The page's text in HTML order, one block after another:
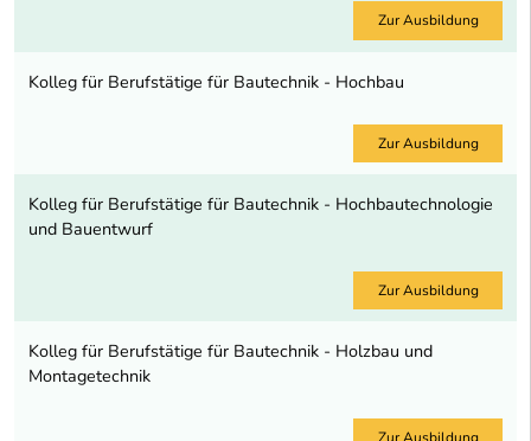
Zur Ausbildung
Kolleg für Berufstätige für Bautechnik - Hochbau
Zur Ausbildung
Kolleg für Berufstätige für Bautechnik - Hochbautechnologie
und Bauentwurf
Zur Ausbildung
Kolleg für Berufstätige für Bautechnik - Holzbau und
Montagetechnik